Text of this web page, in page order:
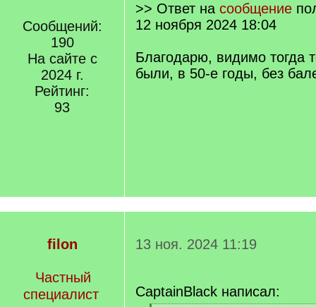
Сообщений:
190
На сайте с
2024 г.
Рейтинг:
93
>> Ответ на сообщение
12 ноября 2024 18:04
Благодарю, видимо тогда
были, в 50-е годы, без
filon
Частный
специалист
13 ноя. 2024 11:19
CaptainBlack написал: